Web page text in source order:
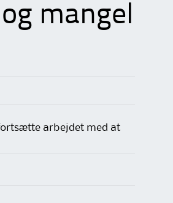
mangel
arbejdet med at